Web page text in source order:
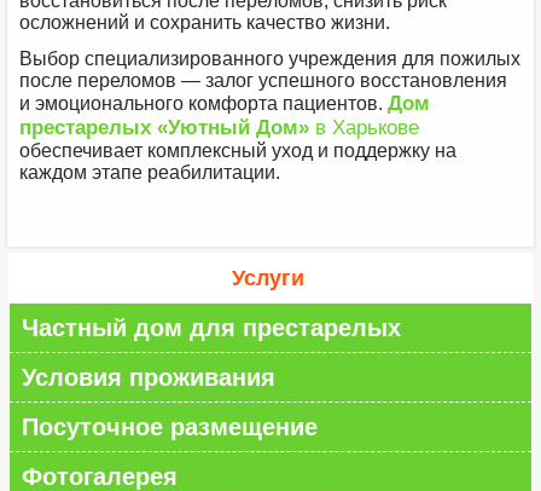
осложнений и сохранить качество жизни.
Выбор специализированного учреждения для пожилых
после переломов — залог успешного восстановления
и эмоционального комфорта пациентов.Дом
престарелых «Уютный Дом» в Харькове
обеспечивает комплексный уход и поддержку на
каждом этапе реабилитации.
Услуги
Частный дом для престарелых
Условия проживания
Посуточное размещение
Фотогалерея